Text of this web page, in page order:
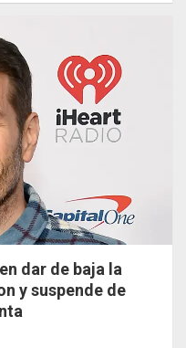
dar de baja la
y suspende de